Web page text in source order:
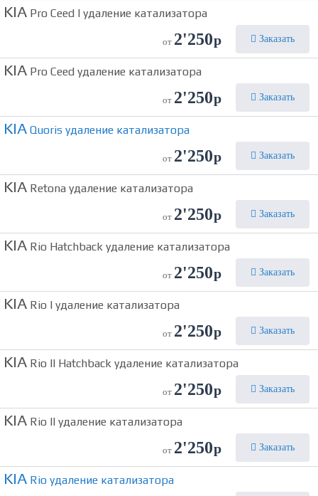
KIA Pro Ceed I удаление катализатора
от 2'250р Заказать
KIA Pro Ceed удаление катализатора
от 2'250р Заказать
KIA Quoris удаление катализатора
от 2'250р Заказать
KIA Retona удаление катализатора
от 2'250р Заказать
KIA Rio Hatchback удаление катализатора
от 2'250р Заказать
KIA Rio I удаление катализатора
от 2'250р Заказать
KIA Rio II Hatchback удаление катализатора
от 2'250р Заказать
KIA Rio II удаление катализатора
от 2'250р Заказать
KIA Rio удаление катализатора